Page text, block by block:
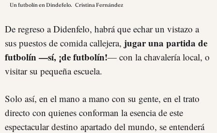
Un futbolín en Dindefelo. Cristina Fernández
De regreso a Didenfelo, habrá que echar un vistazo a
sus puestos de comida callejera, jugar una partida de
futbolín —sí, ¡de futbolín!— con la chavalería local, o
visitar su pequeña escuela.
Solo así, en el mano a mano con su gente, en el trato
directo con quienes conforman la esencia de este
espectacular destino apartado del mundo, se entenderá